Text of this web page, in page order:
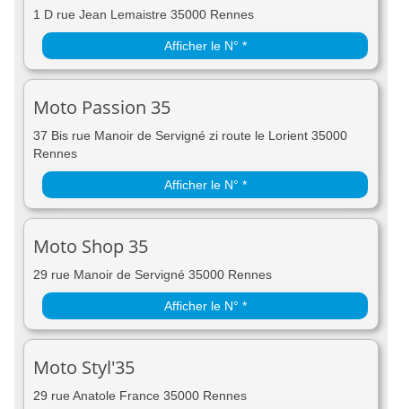
1 D rue Jean Lemaistre 35000 Rennes
Afficher le N° *
Moto Passion 35
37 Bis rue Manoir de Servigné zi route le Lorient 35000
Rennes
Afficher le N° *
Moto Shop 35
29 rue Manoir de Servigné 35000 Rennes
Afficher le N° *
Moto Styl'35
29 rue Anatole France 35000 Rennes